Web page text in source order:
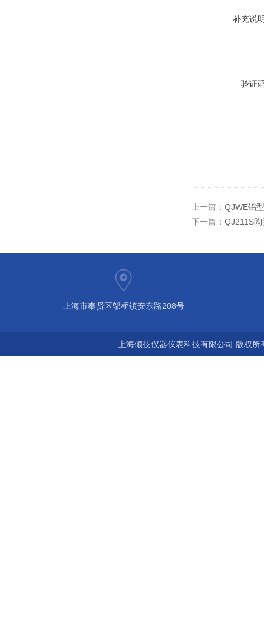
补充说
验证
上一篇： QJWE铝
下一篇： QJ211S
上海市奉贤区邬桥镇安东路208号
上海倾技仪器仪表科技有限公司 版权